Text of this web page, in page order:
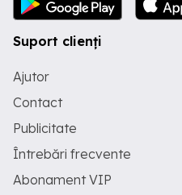
Suport clienți
Ajutor
Contact
Publicitate
Întrebări frecvente
Abonament VIP